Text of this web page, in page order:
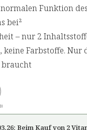
Funktion des
bei²
– nur 2
keine Farbstoffe. Nur
Beim Kauf von 2